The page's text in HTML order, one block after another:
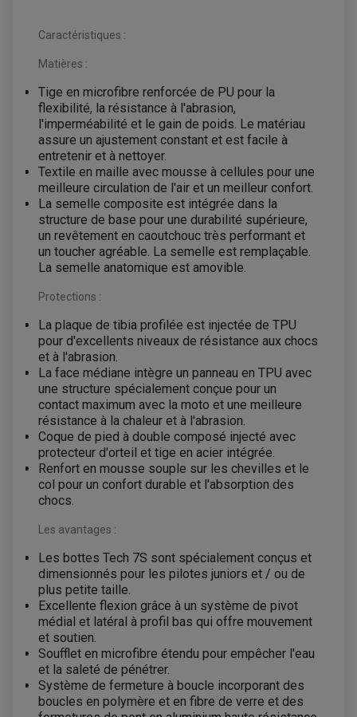
FREINAGE
ACCESSOIRE + VISSERIE FREINAGE
DISQUE DE FREIN
PLAQUETTE DE FREIN
KIT DURITE DE FREIN
KIT RÉPARATION ÉTRIER DE FREIN
MAÎTRE CYLINDRE
HUILE ET PRODUIT D'ENTRETIEN
HUILE MOTEUR
PRODUIT D'ENTRETIEN
PARTIE CYCLE
ARAIGNÉE / SUPPORT CARÉNAGE
BULLE / PARE-BRISE
CÂBLE ACCÉLÉRATEUR
CABLE D'EMBRAYAGE
KIT RABAISSEMENT MOTO
KIT STREET BIKE
OPTIQUE TYPE ORIGINE
REPOSE PIED TYPE ORIGINE
RETROVISEUR MOTO TYPE ORIGINE
SÉLECTEUR DE VITESSE
PRODUIT ENTRETIEN
FILTRE A AIR
FILTRE A HUILE
BOUGIE SCOOTER
PRODUIT D'ENTRETIEN
FILTRE A AIR K&N
HUILE ET LUBRIFIANTS SCOOTER
HUILE SCOOTER
PRODUIT D'ENTRETIEN SCOOTER
PARTIE CYCLE
BULLE / PARE-BRISE
PIÈCE MOTEUR
GALET DE VARIATEUR
COURROIE
VARIATEUR SCOOTER
POMPE A ESSENCE
COMPTEUR QUAD / SSV
CONTACTEUR A CLÉ QUAD
ECLAIRAGE LED / HALOGÈNE
VENTILATEUR DE RADIATEUR
EQUIPEMENT FREINAGE QUAD / SSV
DISQUE DE FREIN QUAD / SSV
KIT DURITE DE FREIN QUAD
KIT REPARATION MAÎTRE CYLINDRE QUAD / SSV
PLAQUETTES DE FREIN QUAD / SSV
HUILE ET PRODUIT D'ENTRETIEN QUAD
HUILE POUR QUAD
PRODUIT D'ENTRETIEN QUAD
CHAÎNE A NEIGE QUAD-SSV
CHAMBRE A AIR QUAD ET SSV
CLOUS / CRAMPON VISSABLE
ÉLARGISSEURES DE VOIES QUAD
JANTES QUAD ET SSV
PNEUMATIQUE
MOUSSE
CHAMBRE À AIR
EQUIPEMENT FREINAGE MOTO CROSS ET
ENDURO
ACCESSOIRES FREINAGE
DISQUE DE FREIN AVANT
DISQUE DE FREIN ARRIÈRE
PLAQUETTE DE FREIN
KIT RÉPARATION MAÎTRE CYLINDRE
ROULEMENT MOTO CROSS ET ENDURO
ROULEMENT DE ROUE AVANT
ROULEMENT DE ROUE ARRIÈRE
ROULEMENT D'AMORTISSEUR
ROULEMENT BIELLETTES
ROULEMENT COLONNE DE DIRECTION
ROULEMENT BRAS OSCILLANT
Caractéristiques :
Matières :
Tige en microfibre renforcée de PU pour la
flexibilité, la résistance à l'abrasion,
l'imperméabilité et le gain de poids. Le matériau
assure un ajustement constant et est facile à
entretenir et à nettoyer.
Textile en maille avec mousse à cellules pour une
meilleure circulation de l'air et un meilleur confort.
La semelle composite est intégrée dans la
structure de base pour une durabilité supérieure,
un revêtement en caoutchouc très performant et
un toucher agréable. La semelle est remplaçable.
La semelle anatomique est amovible.
Protections :
La plaque de tibia profilée est injectée de TPU
pour d'excellents niveaux de résistance aux chocs
et à l'abrasion.
La face médiane intègre un panneau en TPU avec
une structure spécialement conçue pour un
contact maximum avec la moto et une meilleure
résistance à la chaleur et à l'abrasion.
Coque de pied à double composé injecté avec
protecteur d'orteil et tige en acier intégrée.
Renfort en mousse souple sur les chevilles et le
col pour un confort durable et l'absorption des
chocs.
Les avantages :
Les bottes Tech 7S sont spécialement conçus et
dimensionnés pour les pilotes juniors et / ou de
plus petite taille.
Excellente flexion grâce à un système de pivot
médial et latéral à profil bas qui offre mouvement
et soutien.
Soufflet en microfibre étendu pour empêcher l'eau
et la saleté de pénétrer.
Système de fermeture à boucle incorporant des
boucles en polymère et en fibre de verre et des